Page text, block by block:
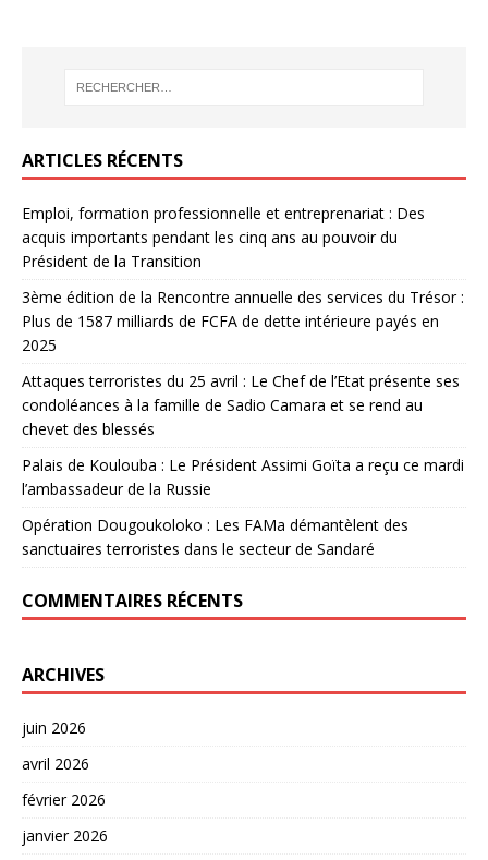
ARTICLES RÉCENTS
Emploi, formation professionnelle et entreprenariat : Des
acquis importants pendant les cinq ans au pouvoir du
Président de la Transition
3ème édition de la Rencontre annuelle des services du Trésor :
Plus de 1587 milliards de FCFA de dette intérieure payés en
2025
Attaques terroristes du 25 avril : Le Chef de l’Etat présente ses
condoléances à la famille de Sadio Camara et se rend au
chevet des blessés
Palais de Koulouba : Le Président Assimi Goïta a reçu ce mardi
l’ambassadeur de la Russie
Opération Dougoukoloko : Les FAMa démantèlent des
sanctuaires terroristes dans le secteur de Sandaré
COMMENTAIRES RÉCENTS
ARCHIVES
juin 2026
avril 2026
février 2026
janvier 2026